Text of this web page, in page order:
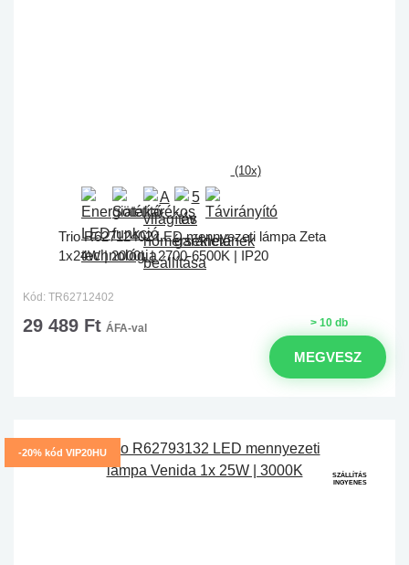
(10x)
Trio R62712402 LED mennyezeti lámpa Zeta
1x24W | 2000L | 2700-6500K | IP20
Kód: TR62712402
> 10 db
29 489 Ft ÁFA-val
MEGVESZ
-20% kód VIP20HU
SZÁLLÍTÁS
INGYENES